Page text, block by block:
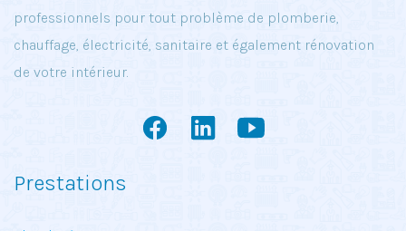
professionnels pour tout problème de plomberie,
chauffage, électricité, sanitaire et également rénovation
de votre intérieur.
Prestations